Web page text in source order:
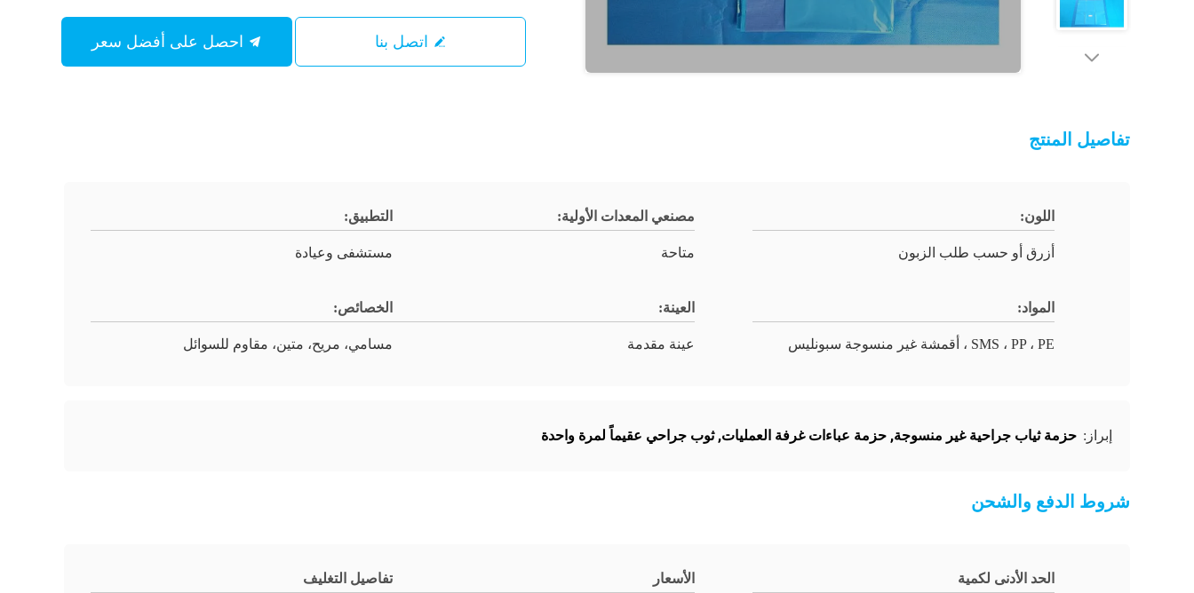
اتصل بنا
تفاصيل المنتج
اللون:
أزرق أو حسب طلب الزبون
مصنعي المعدات الأولية:
متاحة
التطبيق:
مستشفى وعيادة
المواد:
SMS ، PP ، PE ، أقمشة غير منسوجة سبونليس
العينة:
عينة مقدمة
الخصائص:
مسامي، مريح، متين، مقاوم للسوائل
إبراز: حزمة ثياب جراحية غير منسوجة, حزمة عباءات غرفة العمليات,ثوب جراحي عقيماً لمرة واحدة
شروط الدفع والشحن
الحد الأدنى لكمية الأسعار تفاصيل التغليف